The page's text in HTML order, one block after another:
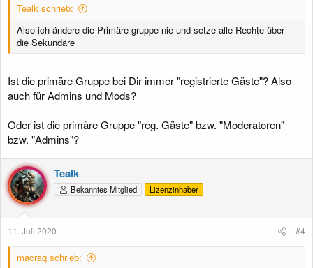
Tealk schrieb:
Also ich ändere die Primäre gruppe nie und setze alle Rechte über
die Sekundäre
Ist die primäre Gruppe bei Dir immer "registrierte Gäste"? Also
auch für Admins und Mods?
Oder ist die primäre Gruppe "reg. Gäste" bzw. "Moderatoren"
bzw. "Admins"?
Tealk
Bekanntes Mitglied Lizenzinhaber
11. Juli 2020 #4
macraq schrieb: